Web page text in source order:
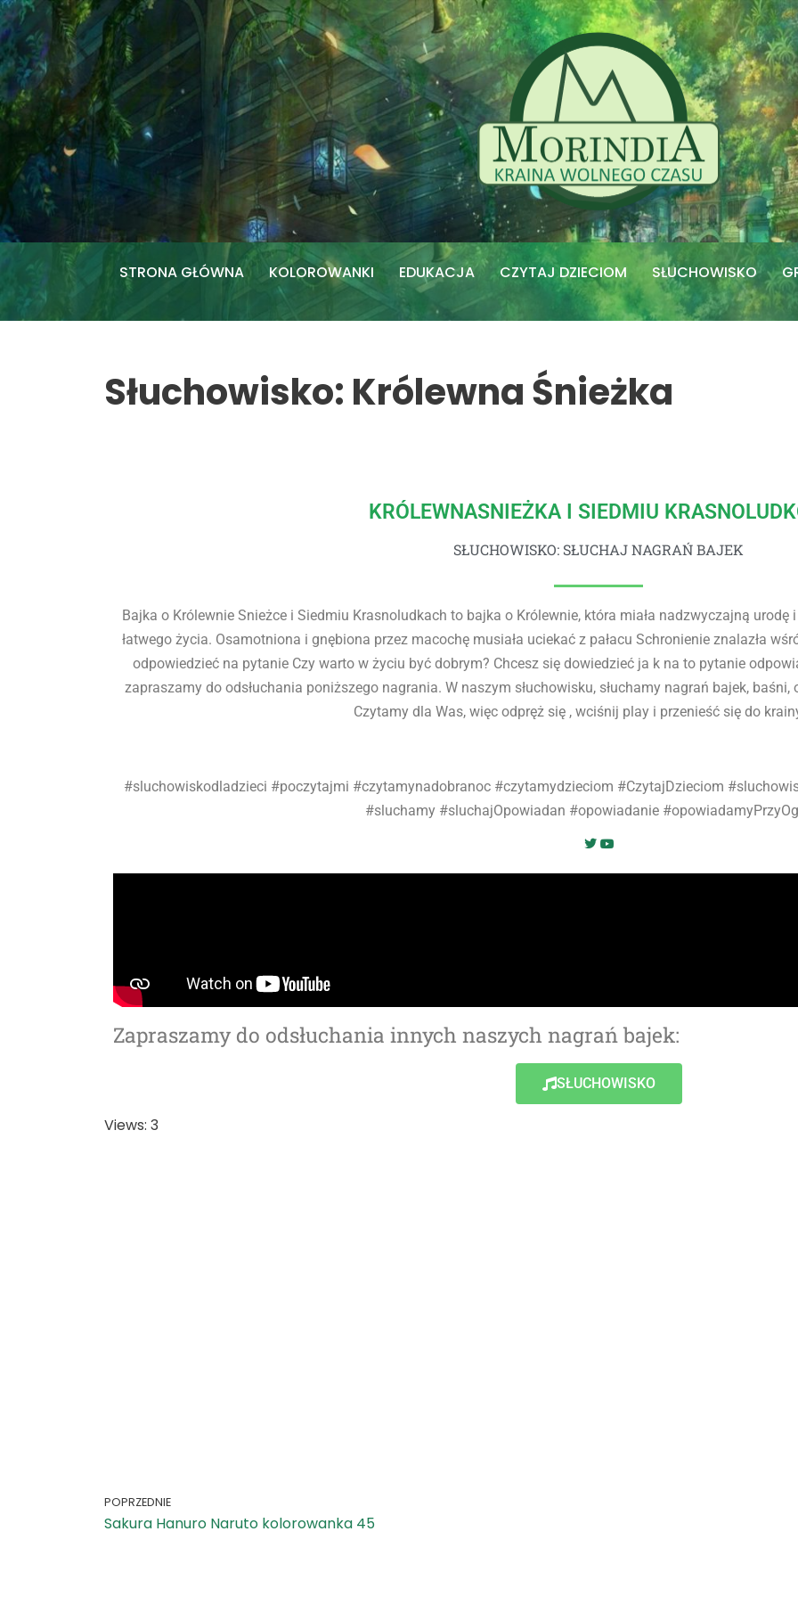
Przejdź
do
treści
STRONA GŁÓWNA KOLOROWANKI EDUKACJA CZYTAJ DZIECIOM SŁUCHOWISKO
Słuchowisko: Królewna Śnieżka
KRÓLEWNASNIEŻKA I SIEDMIU
SŁUCHOWISKO: SŁUCHAJ NAGRAŃ BAJEK
Bajka o Królewnie Snieżce i Siedmiu Krasnoludkach to bajka o Królewnie, która miała nadzwyczajną
łatwego życia. Osamotniona i gnębiona przez macochę musiała uciekać z pałacu Schronienie znalazła
odpowiedzieć na pytanie Czy warto w życiu być dobrym? Chcesz się dowiedzieć ja k na to pytanie
zapraszamy do odsłuchania poniższego nagrania. W naszym słuchowisku, słuchamy nagrań bajek,
Czytamy dla Was, więc odpręż się , wciśnij play i przenieść się do
#sluchowiskodladzieci #poczytajmi #czytamynadobranoc #czytamydzieciom #CzytajDzieciom
#sluchamy #sluchajOpowiadan #opowiadanie
Zapraszamy do odsłuchania innych naszych nagrań bajek:
SŁUCHOWISKO
Views: 3
POPRZEDNIE
Sakura Hanuro Naruto kolorowanka 45